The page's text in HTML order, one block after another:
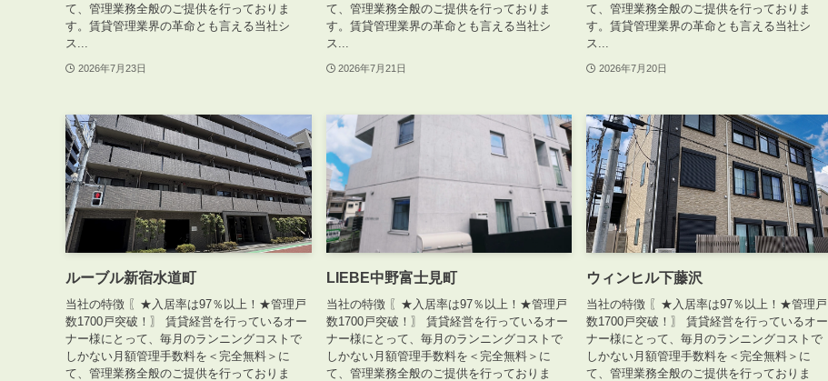
て、管理業務全般のご提供を行っておりま
す。賃貸管理業界の革命とも言える当社シ
ス...
2026年7月23日
て、管理業務全般のご提供を行っておりま
す。賃貸管理業界の革命とも言える当社シ
ス...
2026年7月21日
て、管理業務全般のご提供を行っておりま
す。賃貸管理業界の革命とも言える当社シ
ス...
2026年7月20日
ルーブル新宿水道町
当社の特徴 〖★入居率は97％以上！★管理戸
数1700戸突破！〗 賃貸経営を行っているオー
ナー様にとって、毎月のランニングコストで
しかない月額管理手数料を＜完全無料＞に
て、管理業務全般のご提供を行っておりま
LIEBE中野富士見町
当社の特徴 〖★入居率は97％以上！★管理戸
数1700戸突破！〗 賃貸経営を行っているオー
ナー様にとって、毎月のランニングコストで
しかない月額管理手数料を＜完全無料＞に
て、管理業務全般のご提供を行っておりま
ウィンヒル下藤沢
当社の特徴 〖★入居率は97％以上！★管理戸
数1700戸突破！〗 賃貸経営を行っているオー
ナー様にとって、毎月のランニングコストで
しかない月額管理手数料を＜完全無料＞に
て、管理業務全般のご提供を行っておりま